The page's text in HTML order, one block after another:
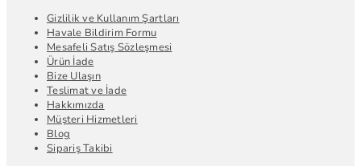
Gizlilik ve Kullanım Şartları
Havale Bildirim Formu
Mesafeli Satış Sözleşmesi
Ürün İade
Bize Ulaşın
Teslimat ve İade
Hakkımızda
Müşteri Hizmetleri
Blog
Sipariş Takibi